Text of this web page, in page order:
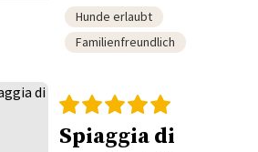
Hunde erlaubt
Familienfreundlich
Spiaggia di